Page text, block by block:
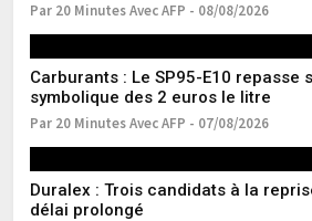
Par 20 Minutes Avec AFP - 08/08/2026
Carburants : Le SP95-E10 repasse
symbolique des 2 euros le litre
Par 20 Minutes Avec AFP - 07/08/2026
Duralex : Trois candidats à la
délai prolongé